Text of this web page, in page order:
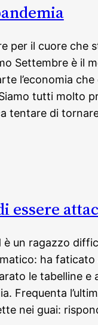
per il cuore che
Settembre è il
l’economia
tutti molto
tentare di
essere
è un ragazzo
ha faticato
le tabelline e
Frequenta
nei guai: